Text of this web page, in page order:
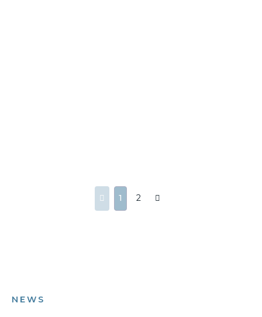
1 2
NEWS